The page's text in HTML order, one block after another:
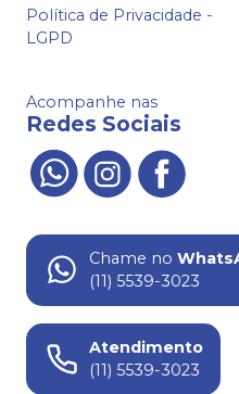
Política de Privacidade -
LGPD
Acompanhe nas
Redes Sociais
Chame no
(11) 5539-3023
Atendimento
(11) 5539-3023